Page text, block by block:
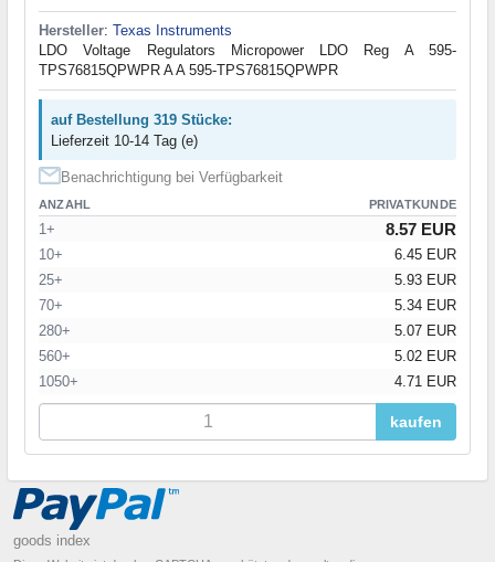
Hersteller: Texas Instruments
LDO Voltage Regulators Micropower LDO Reg A 595-
TPS76815QPWPR A A 595-TPS76815QPWPR
auf Bestellung 319 Stücke:
Lieferzeit 10-14 Tag (e)
Benachrichtigung bei Verfügbarkeit
ANZAHL PRIVATKUNDE
1+ 8.57 EUR
10+
6.45 EUR
25+
5.93 EUR
70+
5.34 EUR
280+
5.07 EUR
560+
5.02 EUR
1050+
4.71 EUR
kaufen
goods index